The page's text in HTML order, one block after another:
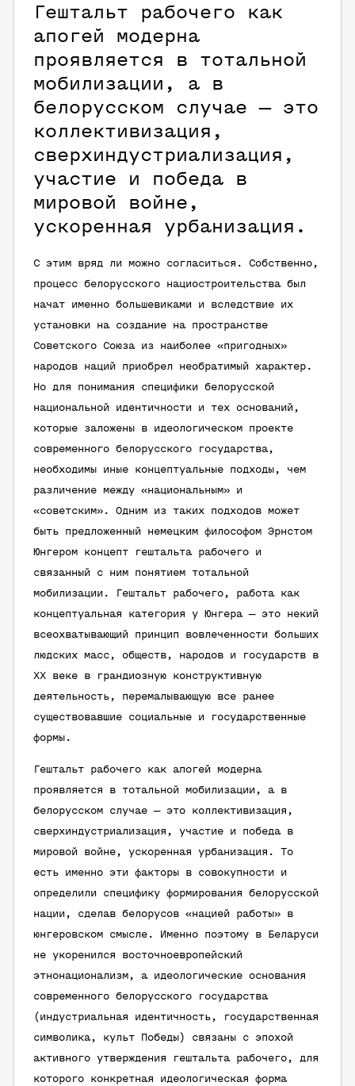
Гештальт рабочего как
апогей модерна
проявляется в тотальной
мобилизации, а в
белорусском случае — это
коллективизация,
сверхиндустриализация,
участие и победа в
мировой войне,
ускоренная урбанизация.
С этим вряд ли можно согласиться. Собственно,
процесс белорусского нациостроительства был
начат именно большевиками и вследствие их
установки на создание на пространстве
Советского Союза из наиболее «пригодных»
народов наций приобрел необратимый характер.
Но для понимания специфики белорусской
национальной идентичности и тех оснований,
которые заложены в идеологическом проекте
современного белорусского государства,
необходимы иные концептуальные подходы, чем
различение между «национальным» и
«советским». Одним из таких подходов может
быть предложенный немецким философом Эрнстом
Юнгером концепт гештальта рабочего и
связанный с ним понятием тотальной
мобилизации. Гештальт рабочего, работа как
концептуальная категория у Юнгера — это некий
всеохватывающий принцип вовлеченности больших
людских масс, обществ, народов и государств в
XX веке в грандиозную конструктивную
деятельность, перемалывающую все ранее
существовавшие социальные и государственные
формы.
Гештальт рабочего как апогей модерна
проявляется в тотальной мобилизации, а в
белорусском случае — это коллективизация,
сверхиндустриализация, участие и победа в
мировой войне, ускоренная урбанизация. То
есть именно эти факторы в совокупности и
определили специфику формирования белорусской
нации, сделав белорусов «нацией работы» в
юнгеровском смысле. Именно поэтому в Беларуси
не укоренился восточноевропейский
этнонационализм, а идеологические основания
современного белорусского государства
(индустриальная идентичность, государственная
символика, культ Победы) связаны с эпохой
активного утверждения гештальта рабочего, для
которого конкретная идеологическая форма